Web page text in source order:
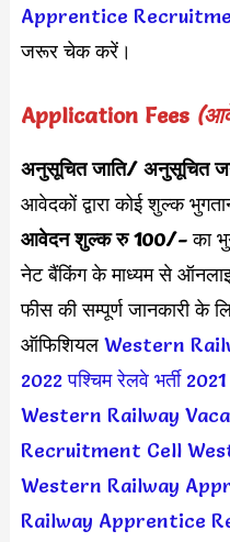
Apprentice
जरूर चेक करें।
Application Fees
अनुसूचित जाति/ अनुसूचित
आवेदकों द्वारा कोई शुल्क
आवेदन शुल्क रु 100/-का
नेट बैंकिंग के माध्यम से
फीस की सम्पूर्ण जानकारी के
ऑफिशियल Western
2022 पश्चिम रेलवे भर्ती 2021
Western Railway
Recruitment Cell
Western Railway
Railway Apprentice